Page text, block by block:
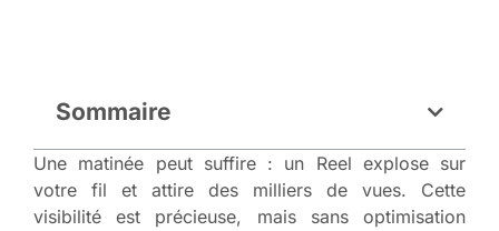
Sommaire
Une matinée peut suffire : un Reel explose sur
votre fil et attire des milliers de vues. Cette
visibilité est précieuse, mais sans optimisation